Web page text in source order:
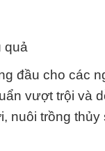
quả
đầu cho các
vượt trội và
nuôi trồng thủy